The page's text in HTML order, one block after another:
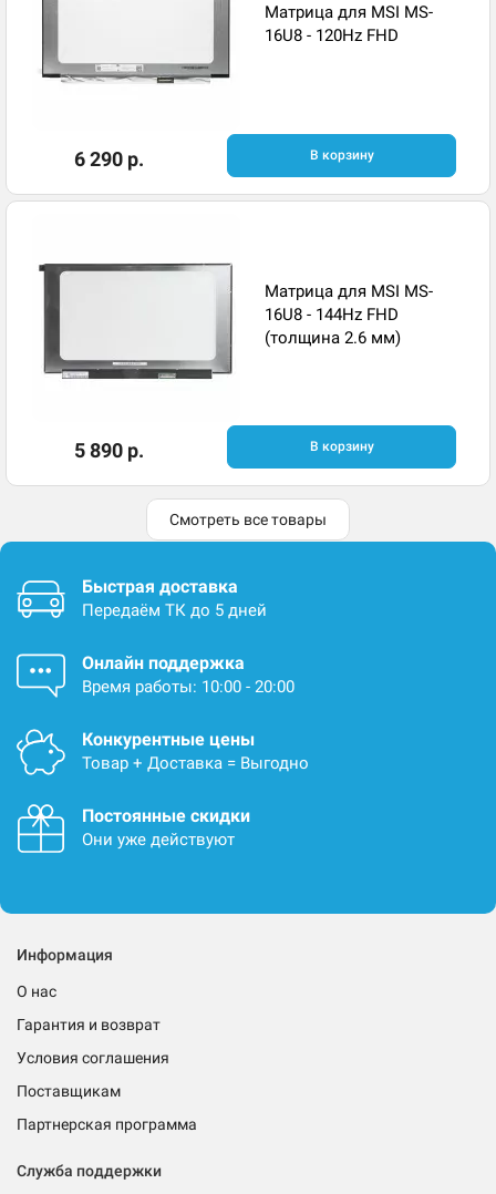
Матрица для MSI MS-
16U8 - 120Hz FHD
6 290 р. В корзину
Матрица для MSI MS-
16U8 - 144Hz FHD
(толщина 2.6 мм)
5 890 р. В корзину
Смотреть все товары
Быстрая доставка
Передаём ТК до 5 дней
Онлайн поддержка
Время работы: 10:00 - 20:00
Конкурентные цены
Товар + Доставка = Выгодно
Постоянные скидки
Они уже действуют
Информация
О нас
Гарантия и возврат
Условия соглашения
Поставщикам
Партнерская программа
Служба поддержки